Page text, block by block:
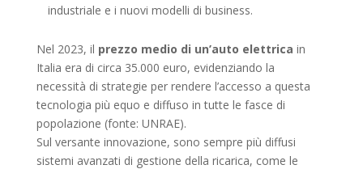
industriale e i nuovi modelli di business.
Nel 2023, il prezzo medio di un’auto elettrica in
Italia era di circa 35.000 euro, evidenziando la
necessità di strategie per rendere l’accesso a questa
tecnologia più equo e diffuso in tutte le fasce di
popolazione (fonte: UNRAE).
Sul versante innovazione, sono sempre più diffusi
sistemi avanzati di gestione della ricarica, come le